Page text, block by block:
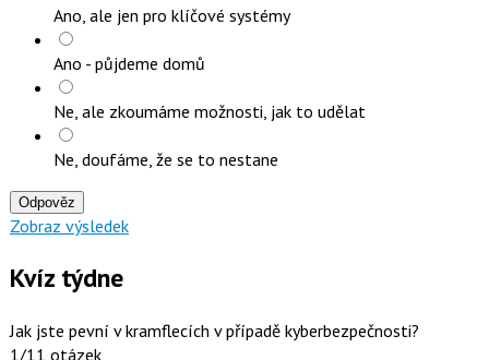
Ano, ale jen pro klíčové systémy
Ano - půjdeme domů
Ne, ale zkoumáme možnosti, jak to udělat
Ne, doufáme, že se to nestane
Odpověz
Zobraz výsledek
Kvíz týdne
Jak jste pevní v kramflecích v případě kyberbezpečnosti?
1/11 otázek